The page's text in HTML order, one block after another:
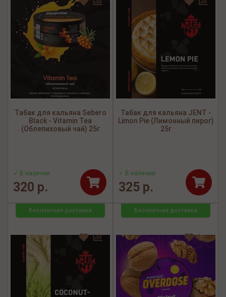
Табак для кальяна Sebero
Black - Vitamin Tea
(Облепиховый чай) 25г
✓ В наличии
320 р.
Табак для кальяна JENT -
Limon Pie (Лимонный пирог)
25г
✓ В наличии
325 р.
Бесплатная доставка Бесплатная доставка